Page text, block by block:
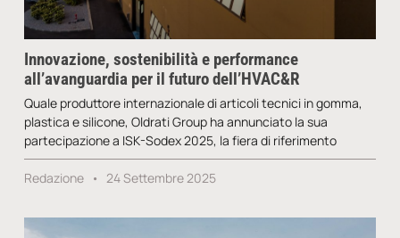
Innovazione, sostenibilità e performance
all’avanguardia per il futuro dell’HVAC&R
Quale produttore internazionale di articoli tecnici in gomma,
plastica e silicone, Oldrati Group ha annunciato la sua
partecipazione a ISK-Sodex 2025, la fiera di riferimento
Redazione 24 Settembre 2025